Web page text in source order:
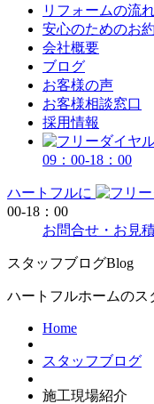
リフォームの流
安心のためのお
会社概要
ブログ
お客様の声
お客様相談窓口
採用情報
09：00-18：00
ハートフルに
00-18：00
お問合せ・お見
スタッフブログBlog
ハートフルホームのス
Home
スタッフブログ
施工現場紹介